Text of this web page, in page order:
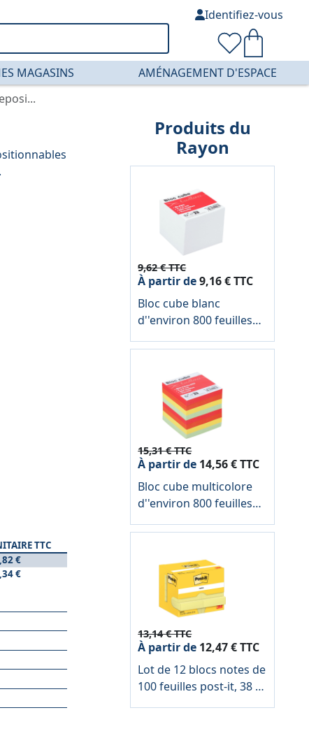
MAGASINS AMÉNAGEMENT D'ESPACE
Identifiez-vous
TTC
€
€
Produits du
Rayon
9,62 € TTC
À partir de9,16 € TTC
Bloc cube blanc
d''environ 800 feuilles
9 x 9 x 7.5CM
15,31 € TTC
À partir de 14,56 € TTC
Bloc cube multicolore
d''environ 800 feuilles
9 x 9 x 7.5 cm
13,14 € TTC
À partir de 12,47 € TTC
Lot de 12 blocs notes de
100 feuilles post-it, 38 x